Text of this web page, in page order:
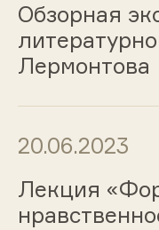
Обзорная
Лермонтова
20.06.2023
Лекция